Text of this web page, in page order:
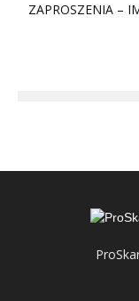
ZAPROSZENIA –